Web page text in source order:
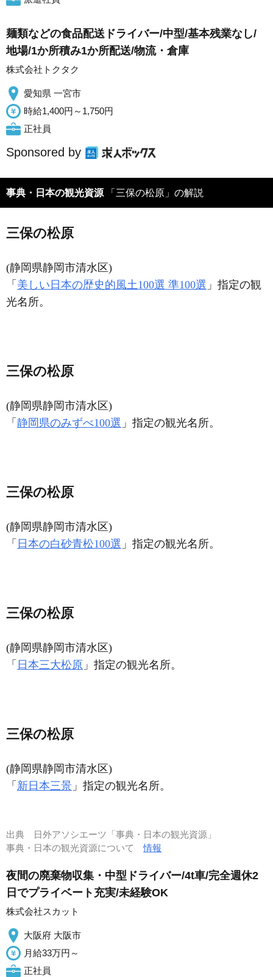
麺類などの食品配送ドライバー/中型/基本残業なし/
地場/1か所積み1か所配送/物流・倉庫
株式会社トクタク
愛知県 一宮市
時給1,400円～1,750円
正社員
Sponsored by
事典・日本の観光資源 「三保の松原」の解説
三保の松原
(静岡県静岡市清水区)
「 美しい日本の歴史的風土100選 準100選 」指定の観
光名所。
三保の松原
(静岡県静岡市清水区)
「 静岡県のみずべ100選 」指定の観光名所。
三保の松原
(静岡県静岡市清水区)
「 日本の白砂青松100選 」指定の観光名所。
三保の松原
(静岡県静岡市清水区)
「 日本三大松原 」指定の観光名所。
三保の松原
(静岡県静岡市清水区)
「 新日本三景 」指定の観光名所。
出典
日外アソシエーツ「事典・日本の観光資源」
事典・日本の観光資源について情報
夜間の廃棄物収集・中型ドライバー/4t車/完全週休2
日でプライベート充実/未経験OK
株式会社スカット
大阪府 大阪市
月給33万円～
正社員